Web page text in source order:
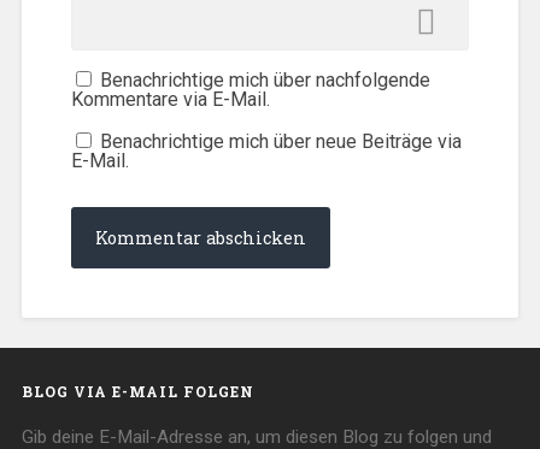
Benachrichtige mich über nachfolgende
Kommentare via E-Mail.
Benachrichtige mich über neue Beiträge via
E-Mail.
BLOG VIA E-MAIL FOLGEN
Gib deine E-Mail-Adresse an, um diesen Blog zu folgen und